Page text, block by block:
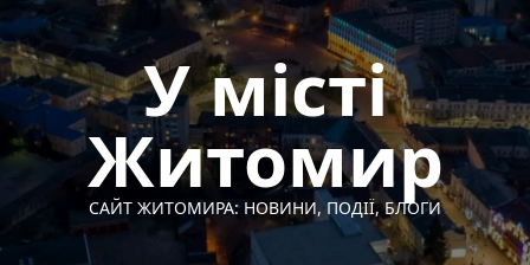
Перейти
до
вмісту
У місті
Житомир
САЙТ ЖИТОМИРА: НОВИНИ, ПОДІЇ, БЛОГИ